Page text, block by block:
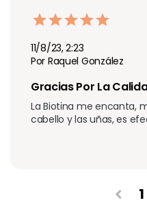
11/8/23, 2:23
Por Raquel González
Gracias Por La
La Biotina me encanta,
cabello y las uñas, es
chevron_left 1